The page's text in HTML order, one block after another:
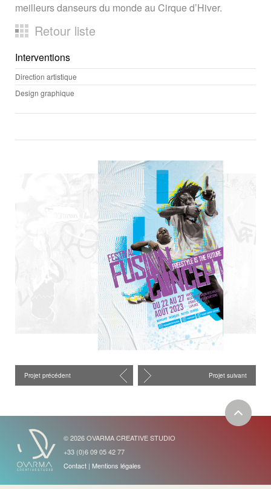
meilleurs danseurs du monde au Cirque d’Hiver.
Retour liste
Interventions
Direction artistique
Design graphique
Projet précédent Projet suivant
© 2026 OVARMA CREATIVE STUDIO
+33 (0)6 09 05 42 77
Contact | Mentions légales